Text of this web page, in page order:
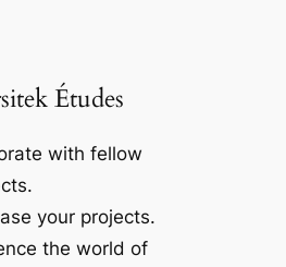
Études
with fellow
your projects.
the world of